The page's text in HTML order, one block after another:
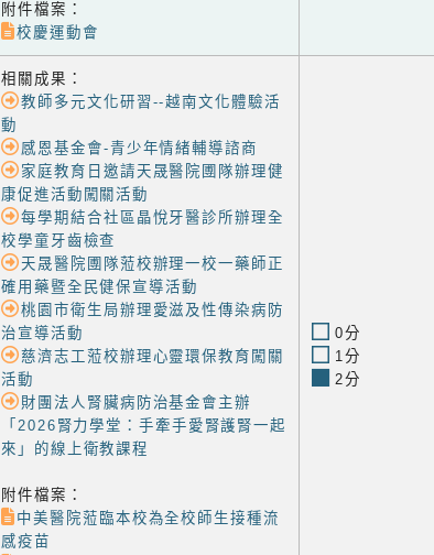
附件檔案：
校慶運動會
相關成果：
教師多元文化研習--越南文化體驗活
動
感恩基金會-青少年情緒輔導諮商
家庭教育日邀請天晟醫院圑隊辦理健
康促進活動闖關活動
每學期結合社區晶悅牙醫診所辦理全
校學童牙齒檢查
天晟醫院圑隊蒞校辦理一校一藥師正
確用藥暨全民健保宣導活動
桃園市衛生局辦理愛滋及性傳染病防
治宣導活動
慈濟志工蒞校辦理心靈環保教育闖關
活動
財團法人腎臟病防治基金會主辦
「2026腎力學堂：手牽手愛腎護腎一起
來」的線上衛教課程
附件檔案：
中美醫院蒞臨本校為全校師生接種流
感疫苗
0分
1分
2分